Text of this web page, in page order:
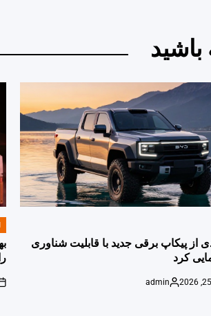
از پیکاپ برقی جدید با قابلیت شناوری
کرد
Posted
admin